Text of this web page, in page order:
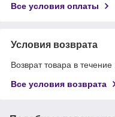
Все условия оплаты
Условия возврата
Возврат товара в
Все условия возврата